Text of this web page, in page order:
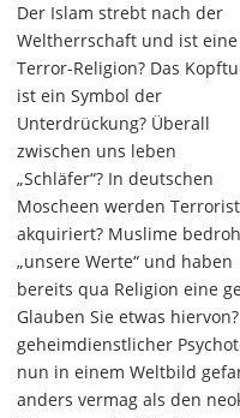
Der Islam strebt nach der
Weltherrschaft und ist eine
Terror-Religion? Das
ist ein Symbol der
Unterdrückung? Überall
zwischen uns leben
„Schläfer“? In deutschen
Moscheen werden
akquiriert? Muslime
„unsere Werte“ und haben
bereits qua Religion eine
Glauben Sie etwas
geheimdienstlicher
nun in einem Weltbild
anders vermag als den